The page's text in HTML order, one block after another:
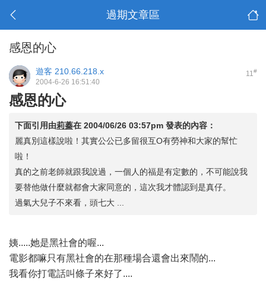
過期文章區
感恩的心
11#
遊客 210.66.218.x
2004-6-26 16:51:40
感恩的心
下面引用由莉蓁在 2004/06/26 03:57pm 發表的內容：
麗真別這樣說啦！其實公公已多留很互O有勞神和大家的幫忙
啦！
真的之前老師就跟我說過，一個人的福是有定數的，不可能說我
要替他做什麼就都會大家同意的，這次我才體認到是真仔。
過氣大兒子不來看，頭七大 ...
姨.....她是黑社會的喔...
電影都嘛只有黑社會的在那種場合還會出來鬧的...
我看你打電話叫條子來好了....